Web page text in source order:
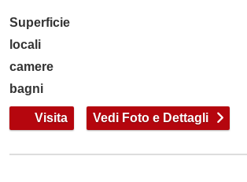
Superficie
locali
camere
bagni
Visita Vedi Foto e Dettagli